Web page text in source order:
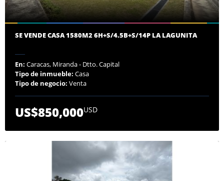
SE VENDE CASA 1580M2 6H+S/4.5B+S/14P LA LAGUNITA
En: Caracas, Miranda - Dtto. Capital
Tipo de inmueble: Casa
Tipo de negocio: Venta
US$850,000USD